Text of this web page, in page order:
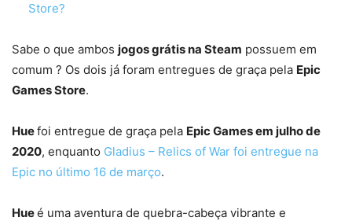
Store?
Sabe o que ambos jogos grátis na Steam possuem em
comum ? Os dois já foram entregues de graça pela Epic
Games Store.
Huefoi entregue de graça pela Epic Games em julho de
2020, enquanto Gladius – Relics of War foi entregue na
Epic no último 16 de março.
Hueé uma aventura de quebra-cabeça vibrante e